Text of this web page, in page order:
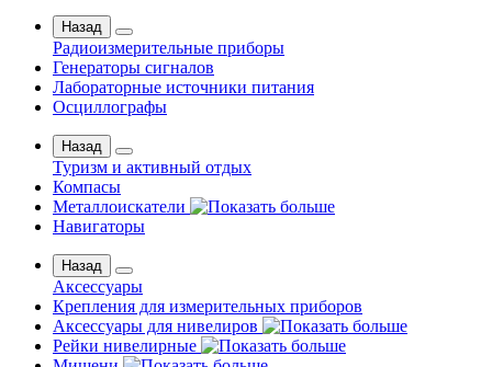
Назад
Радиоизмерительные приборы
Генераторы сигналов
Лабораторные источники питания
Осциллографы
Назад
Туризм и активный отдых
Компасы
Металлоискатели
Навигаторы
Назад
Аксессуары
Крепления для измерительных приборов
Аксессуары для нивелиров
Рейки нивелирные